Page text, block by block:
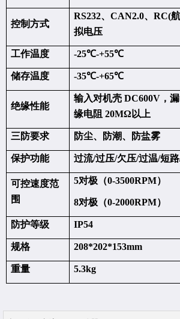
控制方式
RS232、CAN2.0、RC(
拟电压
工作温度 -25℃-+55℃
储存温度 -35℃-+65℃
绝缘性能
输入对机壳 DC600V，
缘电阻 20MΩ以上
三防要求 防尘、防潮、防盐雾
保护功能 过流/过压/欠压/过温/短
可控速度范
围
5对极（0-3500RPM）
8对极（0-2000RPM）
防护等级 IP54
规格 208*202*153mm
重量 5.3kg